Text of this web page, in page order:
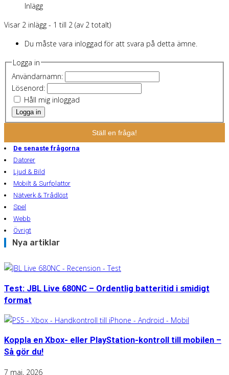
Inlägg
Visar 2 inlägg - 1 till 2 (av 2 totalt)
Du måste vara inloggad för att svara på detta ämne.
Logga in
Användarnamn:
Lösenord:
Håll mig inloggad
Logga in
Ställ en fråga!
De senaste frågorna
Datorer
Ljud & Bild
Mobilt & Surfplattor
Nätverk & Trådlöst
Spel
Webb
Övrigt
Nya artiklar
Test: JBL Live 680NC – Ordentlig batteritid i smidigt
format
Koppla en Xbox- eller PlayStation-kontroll till mobilen –
Så gör du!
7 maj, 2026